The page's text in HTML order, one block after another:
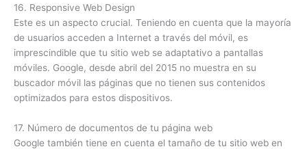
16. Responsive Web Design
Este es un aspecto crucial. Teniendo en cuenta que la mayoría
de usuarios acceden a Internet a través del móvil, es
imprescindible que tu sitio web se adaptativo a pantallas
móviles. Google, desde abril del 2015 no muestra en su
buscador móvil las páginas que no tienen sus contenidos
optimizados para estos dispositivos.
17. Número de documentos de tu página web
Google también tiene en cuenta el tamaño de tu sitio web en